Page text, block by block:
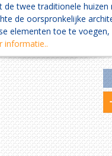
de twee traditionele
de oorspronkelijke
elementen toe te
informatie..